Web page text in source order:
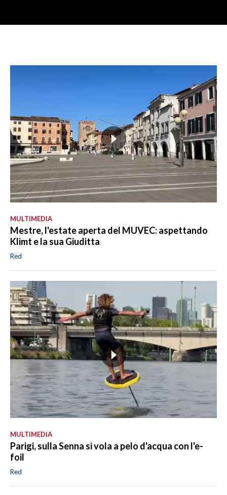
MULTIMEDIA
Mestre, l'estate aperta del MUVEC: aspettando
Klimt e la sua Giuditta
Red
MULTIMEDIA
Parigi, sulla Senna si vola a pelo d'acqua con l'e-
foil
Red